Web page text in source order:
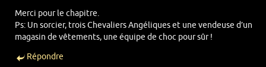
Merci pour le chapitre.
Ps: Un sorcier, trois Chevaliers Angéliques et une vendeuse d’un
magasin de vêtements, une équipe de choc pour sûr !
Répondre